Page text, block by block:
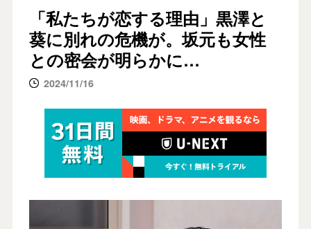
「私たちが恋する理由」黒澤と
葵に別れの危機が。坂元も女性
との密会が明らかに…
2024/11/16